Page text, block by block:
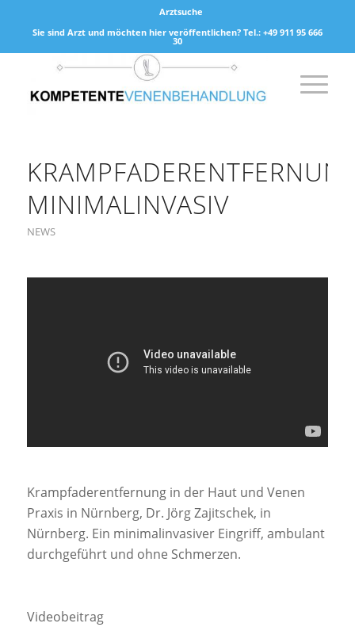
Arztsuche
Sie sind Arzt und möchten hier veröffentlichen? Tel.: +49 911 95 666
30
MINIMALINVASIV
NEWS
Krampfaderentfernung in der Haut und Venen
Praxis in Nürnberg, Dr. Jörg Zajitschek, in
Nürnberg. Ein minimalinvasiver Eingriff, ambulant
durchgeführt und ohne Schmerzen.
Videobeitrag